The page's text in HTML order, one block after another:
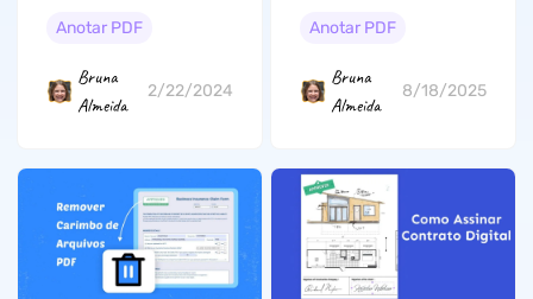
Dificuldade: 2
Anotar PDF
Bruna
Almeida
2/22/2024
Alternativas de
Anotar PDF
Bruna
Almeida
8/18/2025